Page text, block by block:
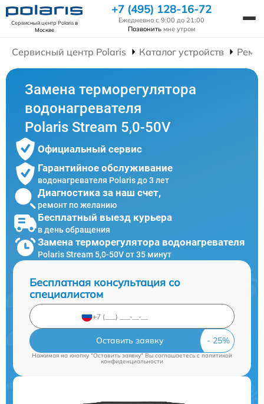
Сервисный центр Polarisв
Москве
+7 (495) 128-16-72
Ежедневно с 9:00 до 21:00
Позвонить мне утром
Сервисный центр Polaris Каталог устройств
Замена терморегулятора
водонагревателя
Polaris Stream 5,0-50V
Официальный сервис
Гарантийное обслуживание
водонагревателя Polaris до 3 лет
Диагностика за наш счет,
ремонт по желанию
Бесплатный выезд курьера
в день обращения
Замена терморегулятора водонагревателя
Polaris Stream 5,0-50V от 35 минут
Бесплатная консультация со
специалистом
Оставить заявку
Нажимая на кнопку "Оставить заявку" Вы соглашаетесь cполитикой
конфиденциальности